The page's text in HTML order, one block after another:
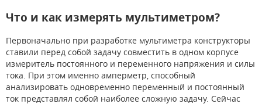
Что и как измерять мультиметром?
Первоначально при разработке мультиметра конструкторы
ставили перед собой задачу совместить в одном корпусе
измеритель постоянного и переменного напряжения и силы
тока. При этом именно амперметр, способный
анализировать одновременно переменный и постоянный
ток представлял собой наиболее сложную задачу. Сейчас